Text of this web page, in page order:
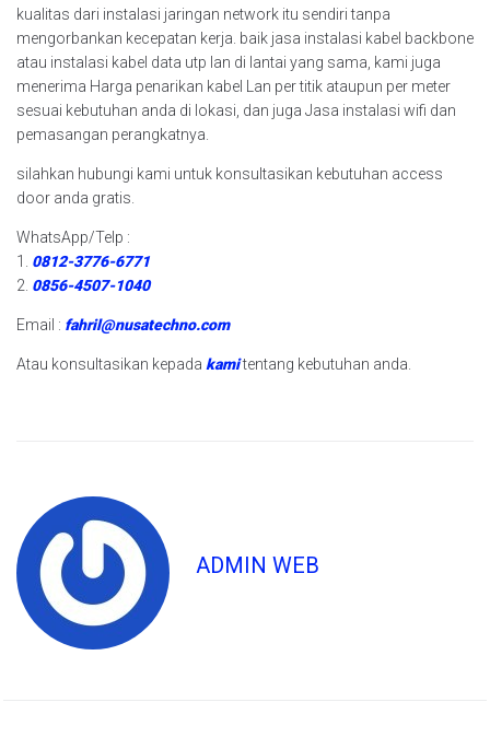
kualitas dari instalasi jaringan network itu sendiri tanpa
mengorbankan kecepatan kerja. baik jasa instalasi kabel backbone
atau instalasi kabel data utp lan di lantai yang sama, kami juga
menerima Harga penarikan kabel Lan per titik ataupun per meter
sesuai kebutuhan anda di lokasi, dan juga Jasa instalasi wifi dan
pemasangan perangkatnya.
silahkan hubungi kami untuk konsultasikan kebutuhan access
door anda gratis.
WhatsApp/Telp :
1. 0812-3776-6771
2. 0856-4507-1040
Email : fahril@nusatechno.com
Atau konsultasikan kepada kamitentang kebutuhan anda.
ADMIN WEB